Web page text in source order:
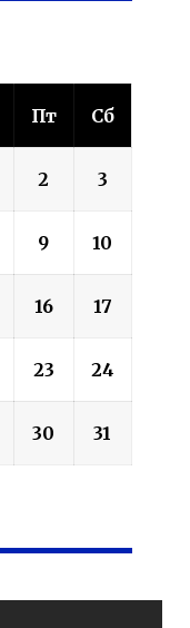
Пт Сб
2 3
9 10
16 17
23 24
30 31